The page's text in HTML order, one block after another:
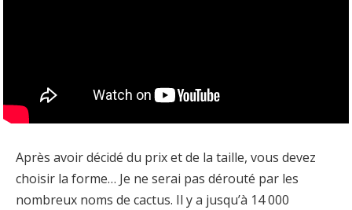
Après avoir décidé du prix et de la taille, vous devez
choisir la forme… Je ne serai pas dérouté par les
nombreux noms de cactus. Il y a jusqu’à 14 000